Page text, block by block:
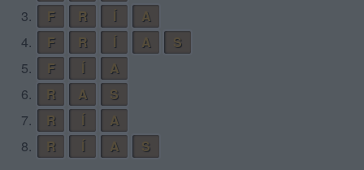
3.
F R Í
A
4.
F R Í A
S
5.
F Í
A
6.
R A
S
7.
R Í
A
8.
R Í A
S